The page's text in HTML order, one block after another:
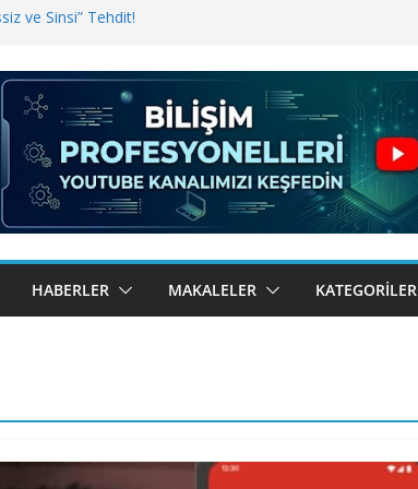
ve Sinsi” Tehdit!
Bugün BulutTahsilat’ta
Kemal Oral Tüm Sorularımızı
HABERLER MAKALELER KATEGORILER